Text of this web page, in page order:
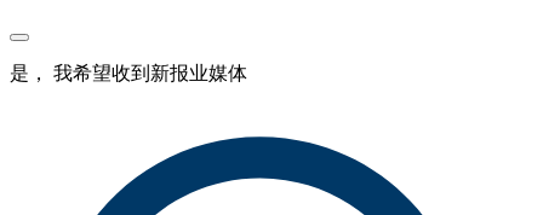
是， 我希望收到新报业媒体